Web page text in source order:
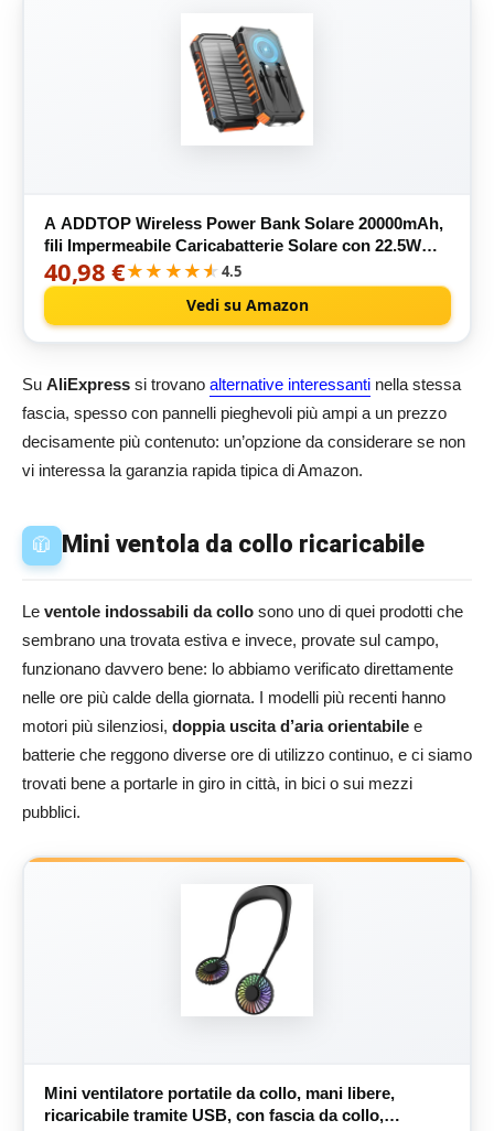
A ADDTOP Wireless Power Bank Solare 20000mAh,
fili Impermeabile Caricabatterie Solare con 22.5W
USB C Chargeur Rapide, PD 3.0 QC4.0 Batteria
Esterna con 2 Luci LED per Smartphones, Tablets
40,98 €★★★★★
★★★★★ 4.5
Vedi su Amazon
Su AliExpress si trovano alternative interessanti nella stessa
fascia, spesso con pannelli pieghevoli più ampi a un prezzo
decisamente più contenuto: un’opzione da considerare se non
vi interessa la garanzia rapida tipica di Amazon.
🧥 Mini ventola da collo ricaricabile
Le ventole indossabili da collo sono uno di quei prodotti che
sembrano una trovata estiva e invece, provate sul campo,
funzionano davvero bene: lo abbiamo verificato direttamente
nelle ore più calde della giornata. I modelli più recenti hanno
motori più silenziosi, doppia uscita d’aria orientabile e
batterie che reggono diverse ore di utilizzo continuo, e ci siamo
trovati bene a portarle in giro in città, in bici o sui mezzi
pubblici.
Mini ventilatore portatile da collo, mani libere,
ricaricabile tramite USB, con fascia da collo,